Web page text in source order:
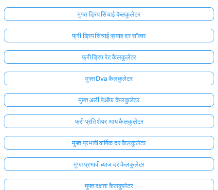
लॉग
इन
करें!
मुफ्त ड्रिप सिंचाई कैलकुलेटर
फ्री ड्रिप सिंचाई प्रवाह दर सॉल्वर
फ्री ड्रिप रेट कैलकुलेटर
मुफ्त Dva कैलकुलेटर
मुफ़्त अर्ली पेऑफ कैलकुलेटर
फ्री प्रति शेयर आय कैलकुलेटर
मुफ्त प्रभावी वार्षिक दर कैलकुलेटर
मुफ्त प्रभावी ब्याज दर कैलकुलेटर
मुफ्त दक्षता कैलकुलेटर